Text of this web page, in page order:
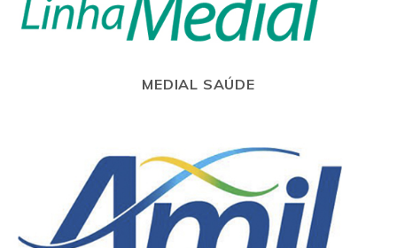
MEDIAL SAÚDE